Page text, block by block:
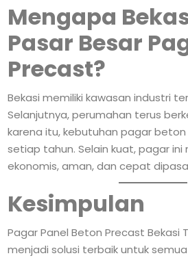
Mengapa
Pasar Besar
Precast?
Bekasi memiliki kawasan industri
Selanjutnya, perumahan terus
karena itu, kebutuhan pagar
setiap tahun. Selain kuat, pagar ini
ekonomis, aman, dan cepat
Kesimpulan
Pagar Panel Beton Precast Bekasi
menjadi solusi terbaik untuk